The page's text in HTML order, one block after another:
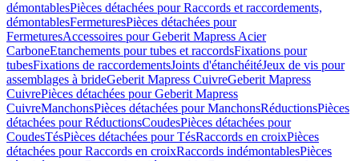
démontablesPièces détachées pour Raccords et raccordements,
démontablesFermeturesPièces détachées pour
FermeturesAccessoires pour Geberit Mapress Acier
CarboneEtanchements pour tubes et raccordsFixations pour
tubesFixations de raccordementsJoints d'étanchéitéJeux de vis pour
assemblages à brideGeberit Mapress CuivreGeberit Mapress
CuivrePièces détachées pour Geberit Mapress
CuivreManchonsPièces détachées pour ManchonsRéductionsPièces
détachées pour RéductionsCoudesPièces détachées pour
CoudesTésPièces détachées pour TésRaccords en croixPièces
détachées pour Raccords en croixRaccords indémontablesPièces